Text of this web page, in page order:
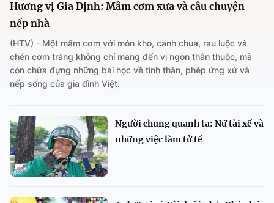
Hương vị Gia Định: Mâm cơm xưa và câu chuyện
nếp nhà
(HTV) - Một mâm cơm với món kho, canh chua, rau luộc và
chén cơm trắng không chỉ mang đến vị ngon thân thuộc, mà
còn chứa đựng những bài học về tình thân, phép ứng xử và
nếp sống của gia đình Việt.
Người chung quanh ta: Nữ tài xế và
những việc làm tử tế